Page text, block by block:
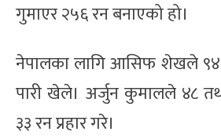
गुमाएर २५६ रन बनाएको हो।
नेपालका लागि आसिफ शेखले
पारी खेले। अर्जुन कुमालले ४८
३३ रन प्रहार गरे।